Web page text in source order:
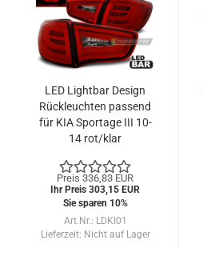
LED Lightbar Design
Rückleuchten passend
für KIA Sportage III 10-
14 rot/klar
Preis 336,83 EUR
Ihr Preis 303,15 EUR
Sie sparen 10%
Art.Nr.: LDKI01
Lieferzeit: Nicht auf Lager